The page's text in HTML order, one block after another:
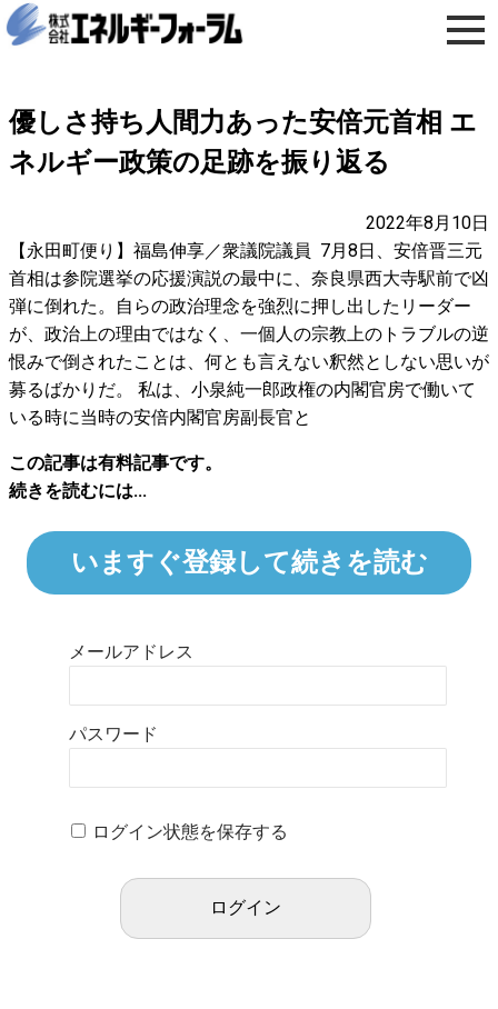
優しさ持ち人間力あった安倍元首相 エ
ネルギー政策の足跡を振り返る
2022年8月10日
【永田町便り】福島伸享／衆議院議員 7月8日、安倍晋三元
首相は参院選挙の応援演説の最中に、奈良県西大寺駅前で凶
弾に倒れた。自らの政治理念を強烈に押し出したリーダー
が、政治上の理由ではなく、一個人の宗教上のトラブルの逆
恨みで倒されたことは、何とも言えない釈然としない思いが
募るばかりだ。 私は、小泉純一郎政権の内閣官房で働いて
いる時に当時の安倍内閣官房副長官と
この記事は有料記事です。
続きを読むには...
いますぐ登録して続きを読む
メールアドレス
パスワード
ログイン状態を保存する